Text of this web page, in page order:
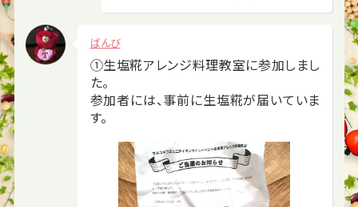
ばんび
①生塩糀アレンジ料理教室に参加しまし
た。
参加者には、事前に生塩糀が届いていま
す。